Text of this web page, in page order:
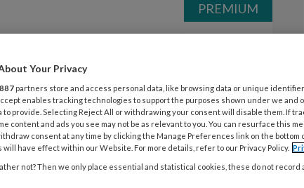
– Herfstpad
PREMIUM
Your Privacy
887 partners store and access personal data, like browsing data or unique
enables tracking technologies to support the purposes shown under we and
to provide. Selecting Reject All or withdrawing your consent will disable them. If
content and ads you see may not be as relevant to you. You can resurface this
consent at any time by clicking the Manage Preferences link on the bottom
will have effect within our Website. For more details, refer to our Privacy Policy.
not? Then we only place essential and statistical cookies, these do not record